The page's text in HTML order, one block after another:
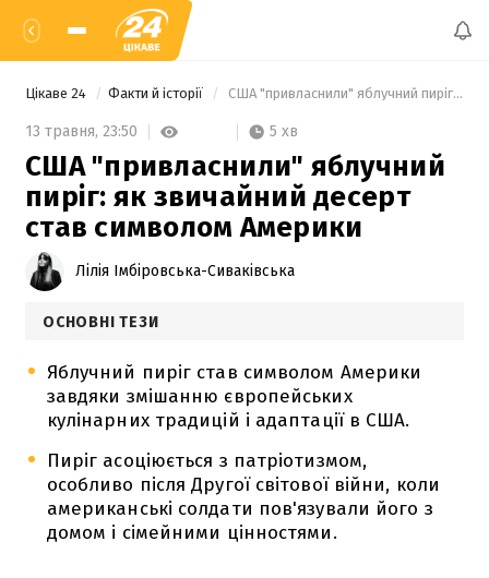
Цікаве 24 Факти й історії США "привласнили" яблучний пиріг: як звичайний десерт став символом Америки
13 травня, 23:50 5 хв
США "привласнили" яблучний
пиріг: як звичайний десерт
став символом Америки
Лілія Імбіровська-Сиваківська
ОСНОВНІ ТЕЗИ
Яблучний пиріг став символом Америки
завдяки змішанню європейських
кулінарних традицій і адаптації в США.
Пиріг асоціюється з патріотизмом,
особливо після Другої світової війни, коли
американські солдати пов'язували його з
домом і сімейними цінностями.